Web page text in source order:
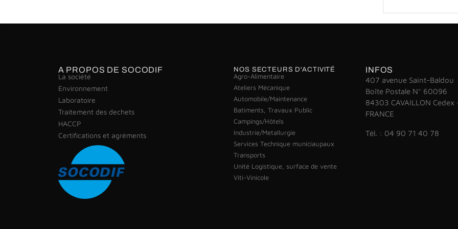
A PROPOS DE SOCODIF
La société
Environnement
Laboratoire
Traitement des dechets
HACCP
Certifications et agréments
NOS SECTEURS D'ACTIVITÉ
Agro-Alimentaire
Ateliers Mécanique
Automobile/Maintenance
Batiments, Travaux Public
Campings/Hôtels
Industrie/Metallurgie
Services Technique municiaupaux
Transports
Unité Logistique, surface de vente
Viti-Vinicole
INFOS
407 avenue Saint-Baldou
Boîte Postale N° 60096
84303 CAVAILLON Cedex
FRANCE
Tél. : 04 90 71 40 78